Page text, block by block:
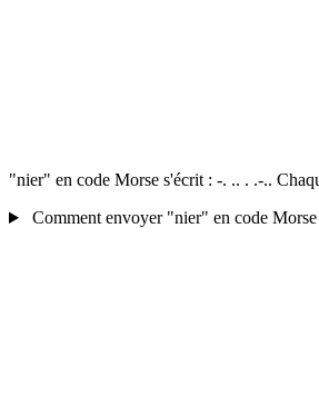
"nier" en code Morse s'écrit : -. .. . .-..
Comment envoyer "nier" en code Morse